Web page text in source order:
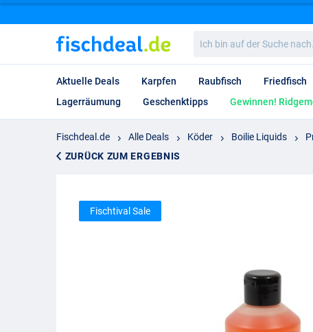
bin
auf
Suche
nach…
Aktuelle Deals Karpfen Raubfisch Friedfisch
Lagerräumung
Geschenktipps Gewinnen!
Fischdeal.de Alle Deals Köder Boilie Liquids
ZURÜCK ZUM ERGEBNIS
Fischtival Sale